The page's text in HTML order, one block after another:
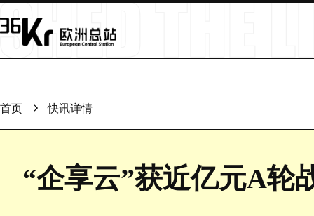
首页 快讯详情
“企享云”获近亿元A轮